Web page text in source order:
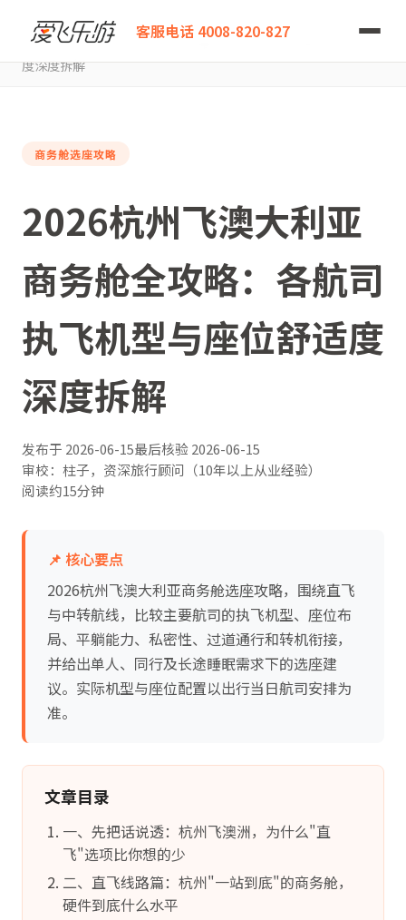
客服电话 4008-820-827
爱飞乐游
2026杭州飞澳大利亚商务舱全攻略：各航司执飞机型与座位舒适
度深度拆解
商务舱选座攻略
2026杭州飞澳大利亚
商务舱全攻略：各航司
执飞机型与座位舒适度
深度拆解
发布于 2026-06-15最后核验2026-06-15
审校：柱子，资深旅行顾问（10年以上从业经验）
阅读约15分钟
📌 核心要点
2026杭州飞澳大利亚商务舱选座攻略，围绕直飞
与中转航线，比较主要航司的执飞机型、座位布
局、平躺能力、私密性、过道通行和转机衔接，
并给出单人、同行及长途睡眠需求下的选座建
议。实际机型与座位配置以出行当日航司安排为
准。
文章目录
一、先把话说透：杭州飞澳洲，为什么"直
飞"选项比你想的少
二、直飞线路篇：杭州"一站到底"的商务舱，
硬件到底什么水平